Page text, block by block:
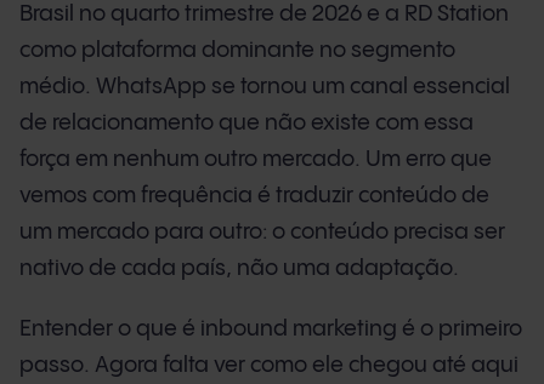
Brasil no quarto trimestre de 2026 e a RD Station
como plataforma dominante no segmento
médio. WhatsApp se tornou um canal essencial
de relacionamento que não existe com essa
força em nenhum outro mercado. Um erro que
vemos com frequência é traduzir conteúdo de
um mercado para outro: o conteúdo precisa ser
nativo de cada país, não uma adaptação.
Entender o que é inbound marketing é o primeiro
passo. Agora falta ver como ele chegou até aqui